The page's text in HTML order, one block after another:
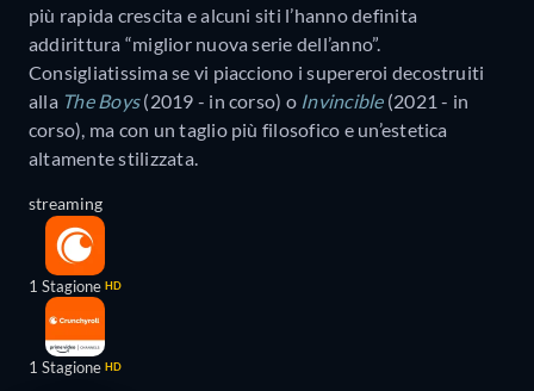
più rapida crescita e alcuni siti l’hanno definita
addirittura “miglior nuova serie dell’anno”.
Consigliatissima se vi piacciono i supereroi decostruiti
alla The Boys(2019 - in corso) o Invincible(2021 - in
corso), ma con un taglio più filosofico e un’estetica
altamente stilizzata.
streaming
1 Stagione HD
1 Stagione HD